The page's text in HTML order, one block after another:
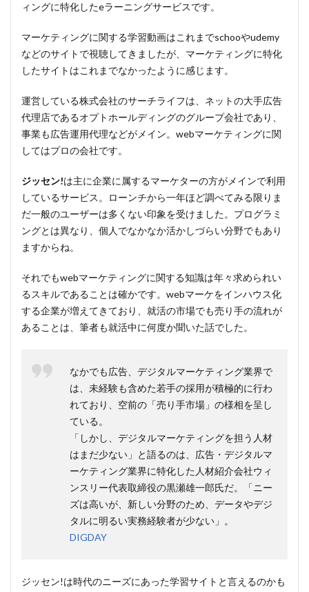
ィングに特化したeラーニングサービスです。
マーケティングに関する学習動画はこれまでschooやudemy
などのサイトで視聴してきましたが、マーケティングに特化
したサイトはこれまでなかったように感じます。
運営している株式会社のサーチライフは、ネットの大手広告
代理店であるオプトホールディングのグループ会社であり、
事業も広告運用代理などがメイン。webマーケティングに関
してはプロの会社です。
ジッセン!は主に企業に属するマーケターの方がメインで利用
しているサービス 。ローンチから一年ほど調べてみる限りま
だ一般のユーザーは多くない印象を受けました。プログラミ
ングとは異なり、個人でなかなか活かしづらい分野でもあり
ますからね。
それでもwebマーケティングに関する知識は年々求められい
るスキルであることは確かです。webマーケをインハウス化
する企業が増えてきており、就活の市場でも売り手の流れが
あることは、筆者も就活中に何度か聞いた話でした。
なかでも広告、デジタルマーケティング業界で
は、未経験も含めた若手の採用が積極的に行わ
れており、空前の「売り手市場」の様相を呈し
ている。
「しかし、デジタルマーケティングを担う人材
はまだ少ない」と語るのは、広告・デジタルマ
ーケティング業界に特化した人材紹介会社ウィ
ンスリー代表取締役の黒瀬雄一郎氏だ。「ニー
ズは高いが、新しい分野のため、データやデジ
タルに明るい実務経験者が少ない」。
DIGDAY
ジッセン!は時代のニーズにあった学習サイトと言えるのかも